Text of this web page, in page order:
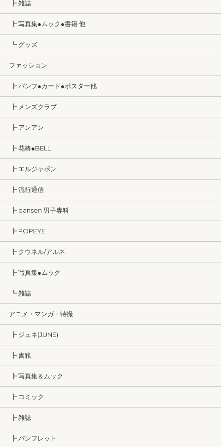
┣ 雑誌
┣ 写真集●ムック●書籍 他
┗ グッズ
ファッション
┣ パンフ●カード●ポスター他
┣ メンズクラブ
┣ アンアン
┣ 花椿●BELL
┣ エルジャポン
┣ 流行通信
┣ dansen 男子専科
┣ POPEYE
┣ クウネル/アルネ
┣ 写真集●ムック
┗ 雑誌
アニメ・マンガ・特撮
┣ ジュネ(JUNE)
┣ 書籍
┣ 写真集＆ムック
┣ コミック
┣ 雑誌
┣ パンフレット